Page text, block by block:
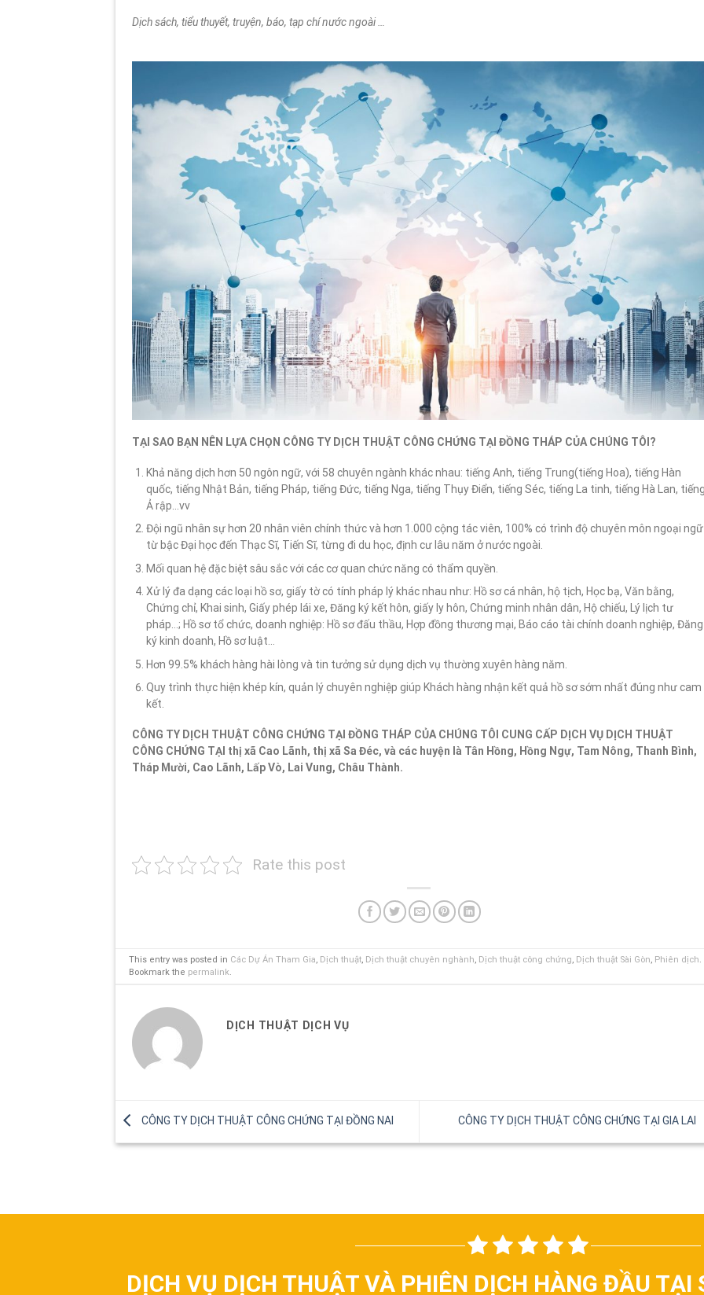
Dịch sách, tiểu thuyết, truyện, báo, tạp chí nước ngoài …
TẠI SAO BẠN NÊN LỰA CHỌN CÔNG TY DỊCH THUẬT CÔNG CHỨNG TẠI ĐỒNG THÁP CỦA CHÚNG TÔI?
Khả năng dịch hơn 50 ngôn ngữ, với 58 chuyên ngành khác nhau: tiếng Anh, tiếng Trung(tiếng Hoa), tiếng Hàn
quốc, tiếng Nhật Bản, tiếng Pháp, tiếng Đức, tiếng Nga, tiếng Thụy Điển, tiếng Séc, tiếng La tinh, tiếng Hà Lan,
Ả rập…vv
Đội ngũ nhân sự hơn 20 nhân viên chính thức và hơn 1.000 cộng tác viên, 100% có trình độ chuyên môn ngoại ngữ
từ bậc Đại học đến Thạc Sĩ, Tiến Sĩ, từng đi du học, định cư lâu năm ở nước ngoài.
Mối quan hệ đặc biệt sâu sắc với các cơ quan chức năng có thẩm quyền.
Xử lý đa dạng các loại hồ sơ, giấy tờ có tính pháp lý khác nhau như: Hồ sơ cá nhân, hộ tịch, Học bạ, Văn bằng,
Chứng chỉ, Khai sinh, Giấy phép lái xe, Đăng ký kết hôn, giấy ly hôn, Chứng minh nhân dân, Hộ chiếu, Lý lịch tư
pháp…; Hồ sơ tổ chức, doanh nghiệp: Hồ sơ đấu thầu, Hợp đồng thương mại, Báo cáo tài chính doanh nghiệp, Đăng
ký kinh doanh, Hồ sơ luật…
Hơn 99.5% khách hàng hài lòng và tin tưởng sử dụng dịch vụ thường xuyên hàng năm.
Quy trình thực hiện khép kín, quản lý chuyên nghiệp giúp Khách hàng nhận kết quả hồ sơ sớm nhất đúng như cam
kết.
CÔNG TY DỊCH THUẬT CÔNG CHỨNG TẠI ĐỒNG THÁP CỦA CHÚNG TÔI CUNG CẤP DỊCH VỤ DỊCH THUẬT
CÔNG CHỨNG TẠI thị xã Cao Lãnh, thị xã Sa Đéc, và các huyện là Tân Hồng, Hồng Ngự, Tam Nông, Thanh Bình,
Tháp Mười, Cao Lãnh, Lấp Vò, Lai Vung, Châu Thành.
Rate this post
This entry was posted in Các Dự Án Tham Gia, Dịch thuật, Dịch thuật chuyên nghành, Dịch thuật công chứng, Dịch thuật Sài Gòn, Phiên dịch.
Bookmark the permalink.
DỊCH THUẬT DỊCH VỤ
CÔNG TY DỊCH THUẬT CÔNG CHỨNG TẠI ĐỒNG NAI CÔNG TY DỊCH THUẬT CÔNG CHỨNG TẠI GIA LAI
DỊCH VỤ DỊCH THUẬT VÀ PHIÊN DỊCH HÀNG ĐẦU TẠI